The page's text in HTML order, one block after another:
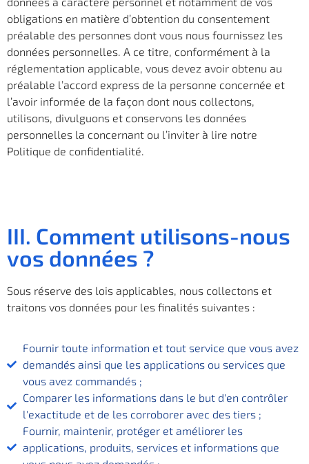
obligations en matière d’obtention du consentement
préalable des personnes dont vous nous fournissez les
données personnelles. A ce titre, conformément à la
réglementation applicable, vous devez avoir obtenu au
préalable l’accord express de la personne concernée et
l’avoir informée de la façon dont nous collectons,
utilisons, divulguons et conservons les données
personnelles la concernant ou l’inviter à lire notre
Politique de confidentialité.
III. Comment utilisons-nous
vos données ?
Sous réserve des lois applicables, nous collectons et
traitons vos données pour les finalités suivantes :
Fournir toute information et tout service que vous avez
demandés ainsi que les applications ou services que
vous avez commandés ;
Comparer les informations dans le but d'en contrôler
l'exactitude et de les corroborer avec des tiers ;
Fournir, maintenir, protéger et améliorer les
applications, produits, services et informations que